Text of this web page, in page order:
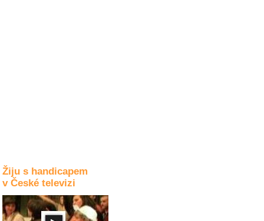
Žiju s handicapem
v České televizi